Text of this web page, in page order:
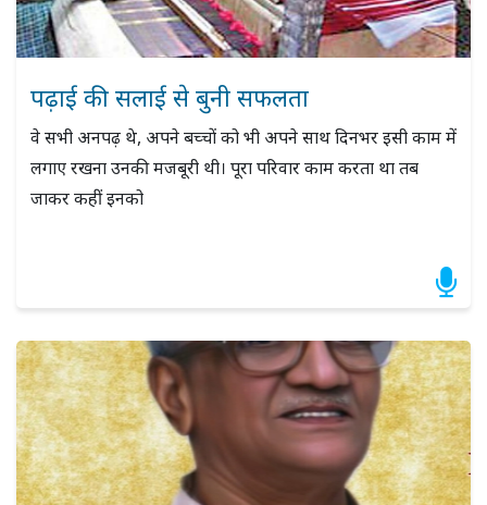
पढ़ाई की सलाई से बुनी सफलता
वे सभी अनपढ़ थे, अपने बच्चों को भी अपने साथ दिनभर इसी काम में
लगाए रखना उनकी मजबूरी थी। पूरा परिवार काम करता था तब
जाकर कहीं इनको